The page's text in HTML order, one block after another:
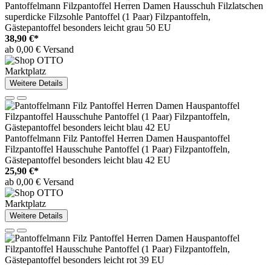
Pantoffelmann Filzpantoffel Herren Damen Hausschuh Filzlatschen
superdicke Filzsohle Pantoffel (1 Paar) Filzpantoffeln,
Gästepantoffel besonders leicht grau 50 EU
38,90 €*
ab 0,00 € Versand
Marktplatz
Weitere Details
Pantoffelmann Filz Pantoffel Herren Damen Hauspantoffel
Filzpantoffel Hausschuhe Pantoffel (1 Paar) Filzpantoffeln,
Gästepantoffel besonders leicht blau 42 EU
25,90 €*
ab 0,00 € Versand
Marktplatz
Weitere Details